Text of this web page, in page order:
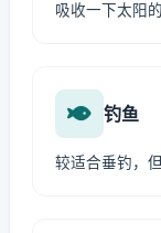
吸收一下太阳
钓鱼
较适合垂钓，